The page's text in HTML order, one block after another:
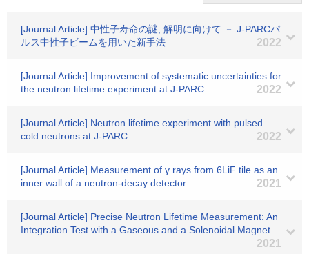
[Journal Article] 中性子寿命の謎, 解明に向けて － J-PARCパ
ルス中性子ビームを用いた新手法
2022
[Journal Article] Improvement of systematic uncertainties for
the neutron lifetime experiment at J-PARC
2022
[Journal Article] Neutron lifetime experiment with pulsed
cold neutrons at J-PARC
2022
[Journal Article] Measurement of γ rays from 6LiF tile as an
inner wall of a neutron-decay detector
2021
[Journal Article] Precise Neutron Lifetime Measurement: An
Integration Test with a Gaseous and a Solenoidal Magnet
2021